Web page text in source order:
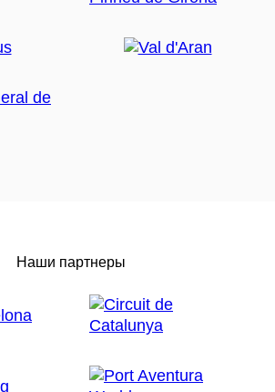
Наши партнеры